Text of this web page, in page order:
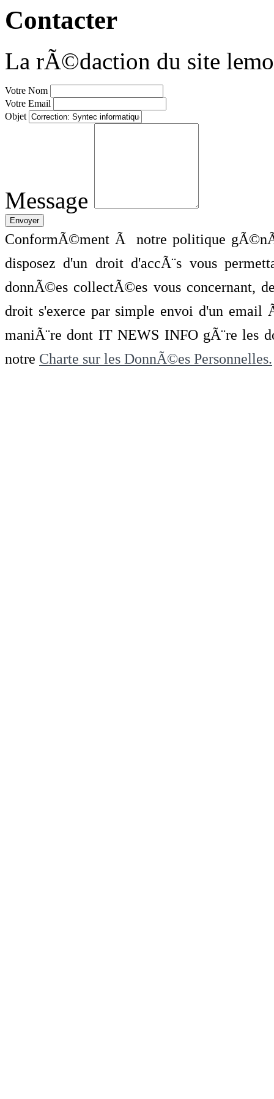
Contacter
La rÃ©daction du site
Votre Nom
Votre Email
Objet
Message
ConformÃ©ment Ã notre politique
disposez d'un droit d'accÃ¨s vous
donnÃ©es collectÃ©es vous concernant,
droit s'exerce par simple envoi d'un
maniÃ¨re dont IT NEWS INFO gÃ¨re les
notre Charte sur les DonnÃ©es Personnelles.